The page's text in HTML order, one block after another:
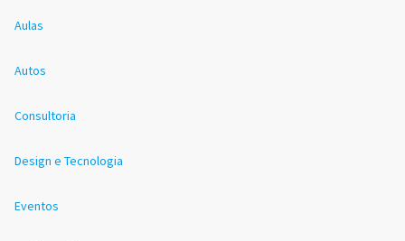
Aulas
Autos
Consultoria
Design e Tecnologia
Eventos